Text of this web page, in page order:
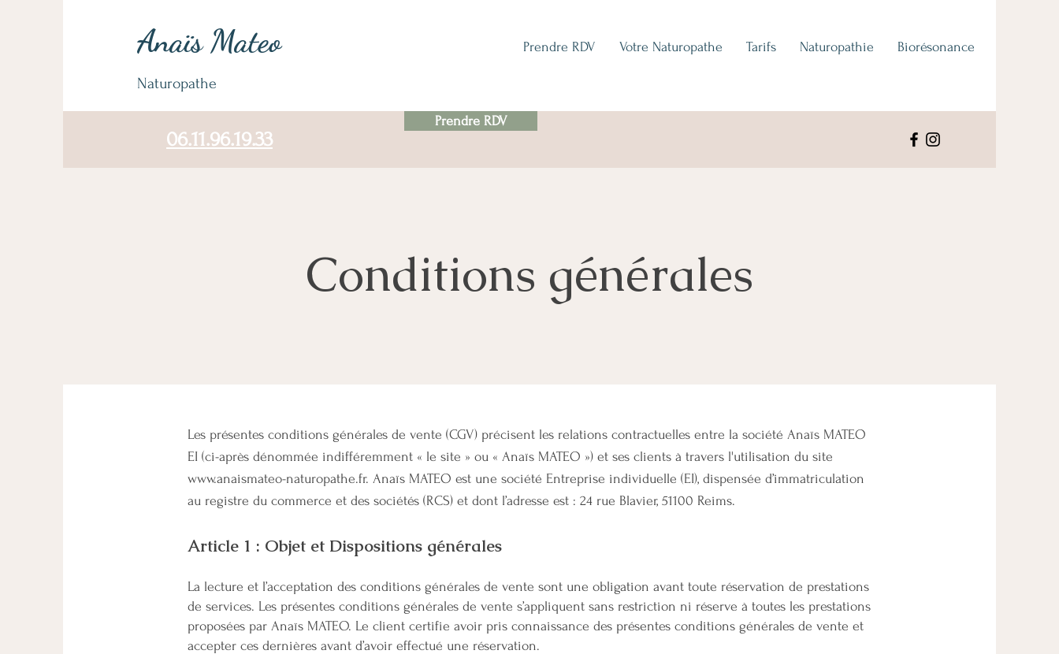
AnaïsMateo
Naturopathe
Prendre RDV Votre Naturopathe Tarifs Naturopathie Biorésonance
06.11.96.19.33
Prendre RDV
Conditions générales
Les présentes conditions générales de vente (CGV) précisent les relations contractuelles entre la société Anaïs MATEO
EI (ci-après dénommée indifféremment « le site » ou « Anaïs MATEO ») et ses clients à travers l'utilisation du site
www.anaismateo-naturopathe.fr. Anaïs MATEO est une société Entreprise individuelle (EI), dispensée d’immatriculation
au registre du commerce et des sociétés (RCS) et dont l’adresse est : 24 rue Blavier, 51100 Reims.
Article 1 : Objet et Dispositions générales
La lecture et l’acceptation des conditions générales de vente sont une obligation avant toute réservation de prestations
de services. Les présentes conditions générales de vente s’appliquent sans restriction ni réserve à toutes les prestations
proposées par Anaïs MATEO. Le client certifie avoir pris connaissance des présentes conditions générales de vente et
accepter ces dernières avant d’avoir effectué une réservation.